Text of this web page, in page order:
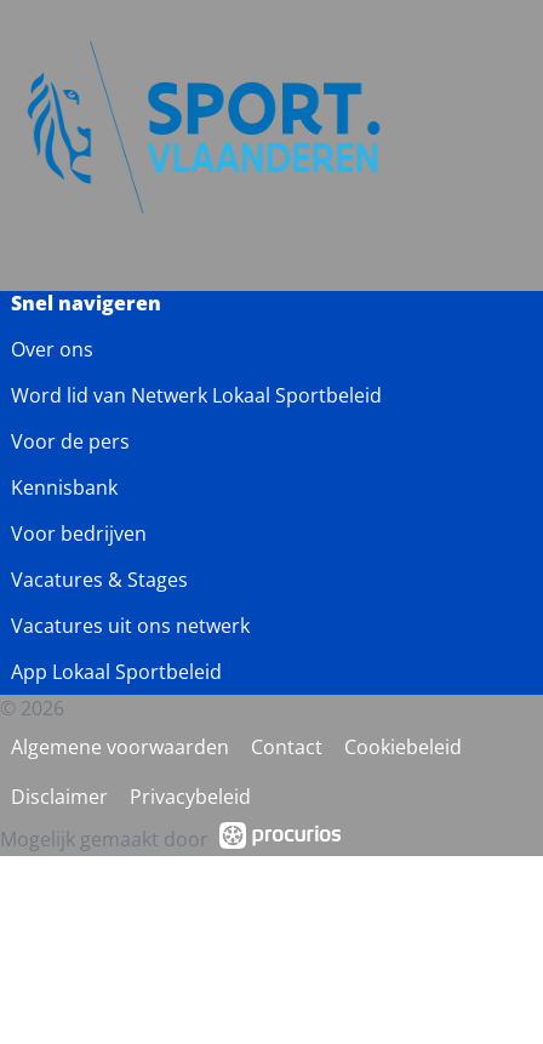
Snel navigeren
Over ons
Word lid van Netwerk Lokaal Sportbeleid
Voor de pers
Kennisbank
Voor bedrijven
Vacatures & Stages
Vacatures uit ons netwerk
App Lokaal Sportbeleid
© 2026
Algemene voorwaarden
Contact
Cookiebeleid
Disclaimer
Privacybeleid
Mogelijk gemaakt door